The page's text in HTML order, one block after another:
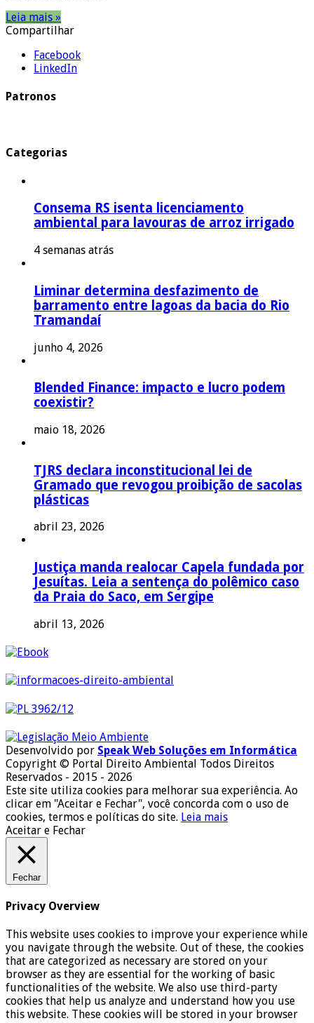
Leia mais »
Compartilhar
Facebook
LinkedIn
Patronos
Categorias
Consema RS isenta licenciamento
ambiental para lavouras de arroz irrigado
4 semanas atrás
Liminar determina desfazimento de
barramento entre lagoas da bacia do Rio
Tramandaí
junho 4, 2026
Blended Finance: impacto e lucro podem
coexistir?
maio 18, 2026
TJRS declara inconstitucional lei de
Gramado que revogou proibição de sacolas
plásticas
abril 23, 2026
Justiça manda realocar Capela fundada por
Jesuítas. Leia a sentença do polêmico caso
da Praia do Saco, em Sergipe
abril 13, 2026
Desenvolvido por Speak Web Soluções em Informática
Copyright © Portal Direito Ambiental Todos Direitos
Reservados - 2015 - 2026
Este site utiliza cookies para melhorar sua experiência. Ao
clicar em "Aceitar e Fechar", você concorda com o uso de
cookies, termos e políticas do site. Leia mais
Aceitar e Fechar
Fechar
Privacy Overview
This website uses cookies to improve your experience while
you navigate through the website. Out of these, the cookies
that are categorized as necessary are stored on your
browser as they are essential for the working of basic
functionalities of the website. We also use third-party
cookies that help us analyze and understand how you use
this website. These cookies will be stored in your browser